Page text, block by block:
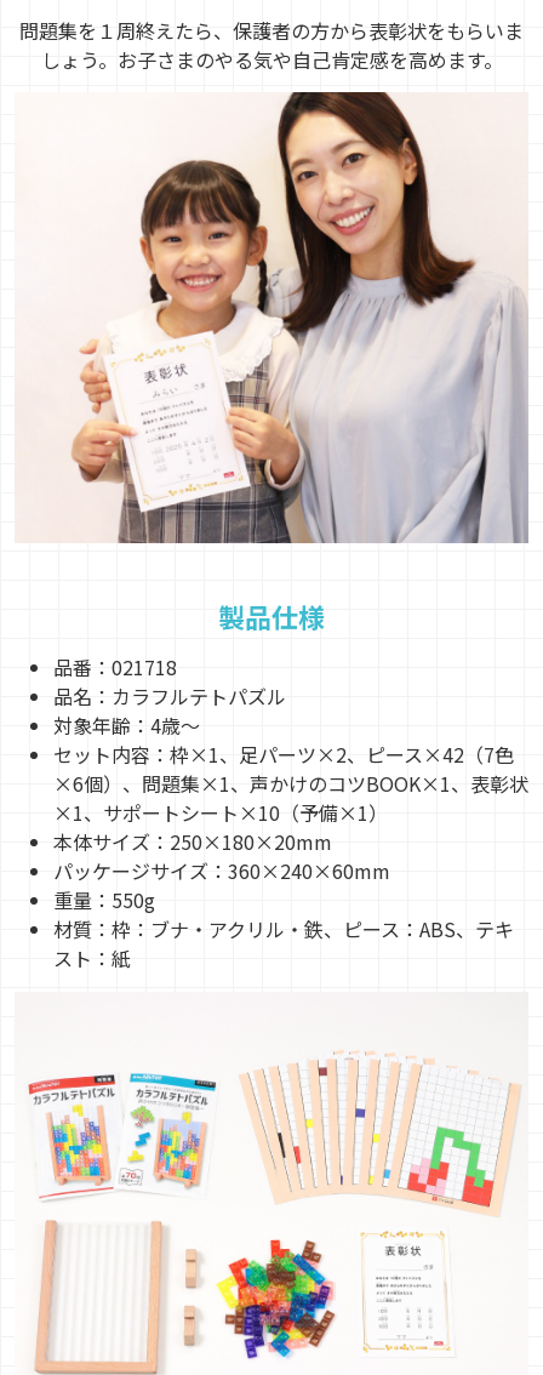
問題集を１周終えたら、保護者の方から表彰状をもらいま
しょう。お子さまのやる気や自己肯定感を高めます。
製品仕様
品番：021718
品名：カラフルテトパズル
対象年齢：4歳～
セット内容：枠×1、足パーツ×2、ピース×42（7色
×6個）、問題集×1、声かけのコツBOOK×1、表彰状
×1、サポートシート×10（予備×1）
本体サイズ：250×180×20mm
パッケージサイズ：360×240×60mm
重量：550g
材質：枠：ブナ・アクリル・鉄、ピース：ABS、テキ
スト：紙